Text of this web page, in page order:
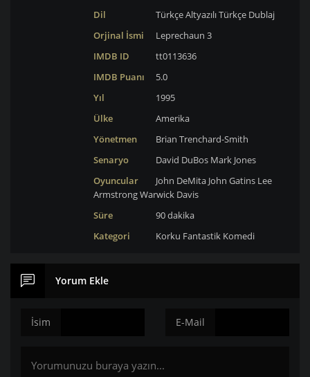
Dil Türkçe AltyazılıTürkçe Dublaj
Orjinal İsmi
Leprechaun 3
IMDB ID
tt0113636
IMDB Puanı
5.0
Yıl
1995
Ülke
Amerika
Yönetmen
Brian Trenchard-Smith
Senaryo
David DuBos Mark Jones
Oyuncular
John DeMita John Gatins Lee
ArmstrongWarwick Davis
Süre
90 dakika
Kategori
Korku Fantastik Komedi
Yorum Ekle
İsim E-Mail